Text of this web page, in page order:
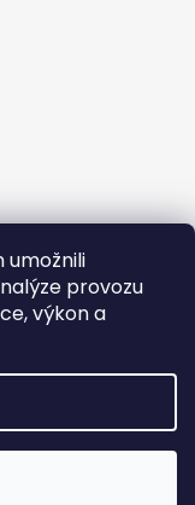
umožnili
provozu
výkon a
. Všechna práva